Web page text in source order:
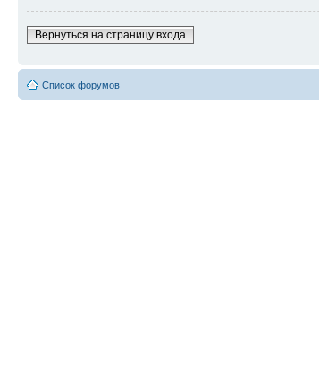
Вернуться на страницу входа
Список форумов